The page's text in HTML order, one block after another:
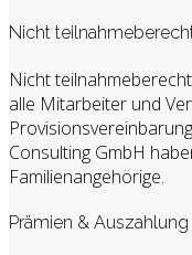
Nicht
Nicht
alle Mitarbeiter und
Consulting GmbH
Familienangehörige.
Prämien & Auszahlung